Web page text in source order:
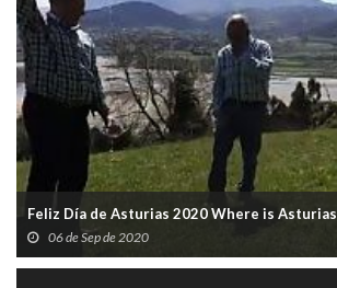
Feliz Día de Asturias 2020 Where is Asturias
06 de Sep de 2020